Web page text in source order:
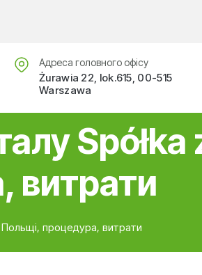
Адреса головного офісу
Żurawia 22, lok.615, 00-515
Warszawa
Spółka
витрати
Польщі, процедура, витрати